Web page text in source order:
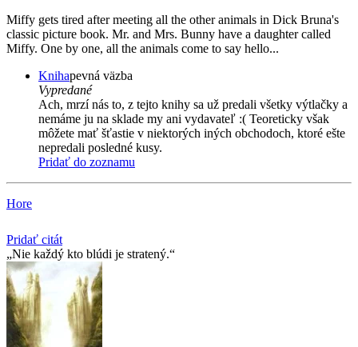
Miffy gets tired after meeting all the other animals in Dick Bruna's
classic picture book. Mr. and Mrs. Bunny have a daughter called
Miffy. One by one, all the animals come to say hello...
Knihapevná väzba
Vypredané
Ach, mrzí nás to, z tejto knihy sa už predali všetky výtlačky a
nemáme ju na sklade my ani vydavateľ :( Teoreticky však
môžete mať šťastie v niektorých iných obchodoch, ktoré ešte
nepredali posledné kusy.
Pridať do zoznamu
Hore
Pridať citát
Nie každý kto blúdi je stratený.